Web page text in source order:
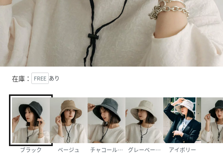
在庫： FREE あり
ブラック ベージュ チャコールグレーグレーベージュ アイボリー